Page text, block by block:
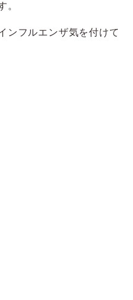
。
ンフルエンザ気を付けて